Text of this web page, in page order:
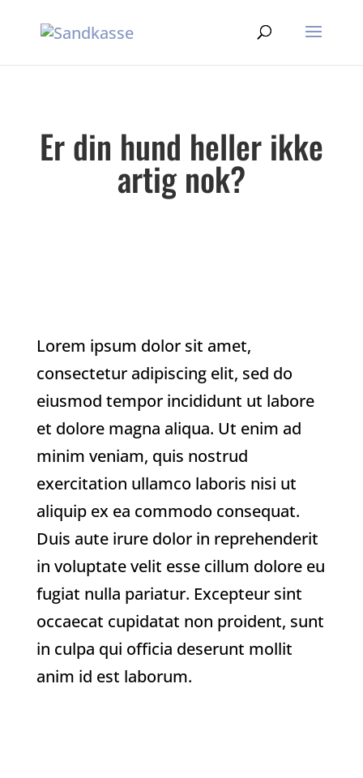
Er din hund heller ikke
artig nok?
Lorem ipsum dolor sit amet,
consectetur adipiscing elit, sed do
eiusmod tempor incididunt ut labore
et dolore magna aliqua. Ut enim ad
minim veniam, quis nostrud
exercitation ullamco laboris nisi ut
aliquip ex ea commodo consequat.
Duis aute irure dolor in reprehenderit
in voluptate velit esse cillum dolore eu
fugiat nulla pariatur. Excepteur sint
occaecat cupidatat non proident, sunt
in culpa qui officia deserunt mollit
anim id est laborum.